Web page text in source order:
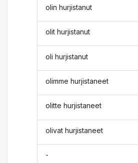
olin hurjistanut
olit hurjistanut
oli hurjistanut
olimme hurjistaneet
olitte hurjistaneet
olivat hurjistaneet
-